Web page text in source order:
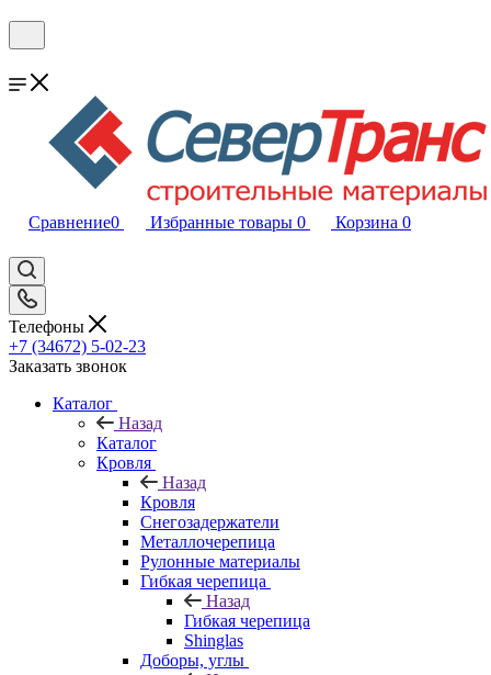
Сравнение0 Избранные товары 0 Корзина 0
Телефоны
+7 (34672) 5-02-23
Заказать звонок
Каталог
Назад
Каталог
Кровля
Назад
Кровля
Снегозадержатели
Металлочерепица
Рулонные материалы
Гибкая черепица
Назад
Гибкая черепица
Shinglas
Доборы, углы